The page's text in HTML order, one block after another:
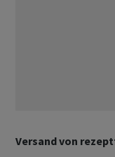
Versand von